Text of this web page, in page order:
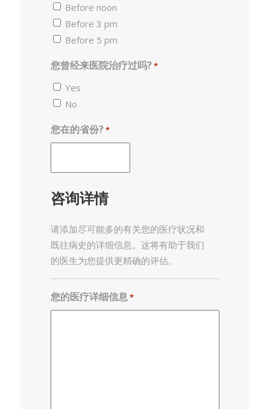
slash
YYYY
Before noon
Before 3 pm
Before 5 pm
您曾经来医院治疗过吗?*
Yes
No
您在的省份?*
咨询详情
请添加尽可能多的有关您的医疗状况和
既往病史的详细信息。这将有助于我们
的医生为您提供更精确的评估。
您的医疗详细信息*